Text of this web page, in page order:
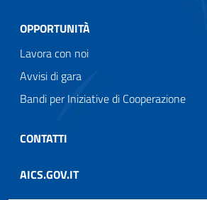
OPPORTUNITÀ
Lavora con noi
Avvisi di gara
Bandi per Iniziative di Cooperazione
CONTATTI
AICS.GOV.IT